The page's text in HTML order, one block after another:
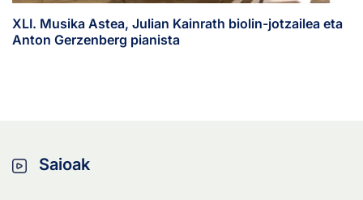
XLI. Musika Astea, Julian Kainrath biolin-jotzailea eta
Anton Gerzenberg pianista
Saioak